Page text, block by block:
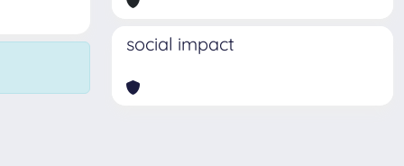
social impact